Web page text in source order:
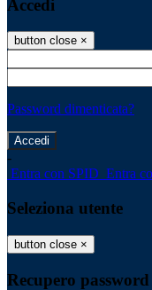
Accedi
button close ×
Password dimenticata?
-
Entra con SPID Entra
Seleziona utente
button close ×
Recupero password